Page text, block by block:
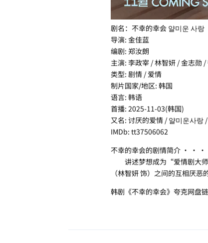
剧名：不幸的幸会 얄미운 사랑
导演: 金佳蓝
编剧: 郑汝朗
主演: 李政宰 / 林智妍 / 金志勋
类型: 剧情 / 爱情
制片国家/地区: 韩国
语言: 韩语
首播: 2025-11-03(韩国)
又名: 讨厌的爱情 / 얄미운사랑
IMDb: tt37506062
不幸的幸会的剧情简介 · ·
讲述梦想成为“爱情剧大师”
（林智妍 饰）之间的互相厌恶
韩剧《不幸的幸会》夸克网盘链